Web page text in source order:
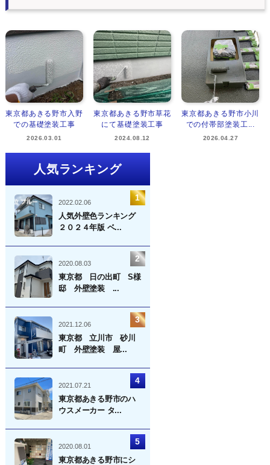
東京都あきる野市入野
での基礎塗装工事
2026.03.01
東京都あきる野市草花
にて基礎塗装工事
2024.08.12
東京都あきる野市小川
での付帯部塗装工...
2026.04.27
人気ランキング
2022.02.06
人気外壁色ランキング
２０２４年版 ベ...
2020.08.03
東京都 日の出町 S様
邸 外壁塗装 ...
2021.12.06
東京都 立川市 砂川
町 外壁塗装 屋...
2021.07.21
東京都あきる野市のハ
ウスメーカー タ...
2020.08.01
東京都あきる野市にシ